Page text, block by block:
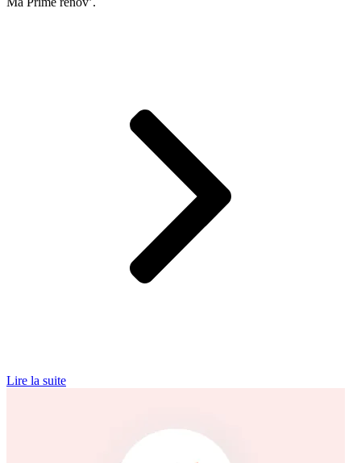
Lire la suite